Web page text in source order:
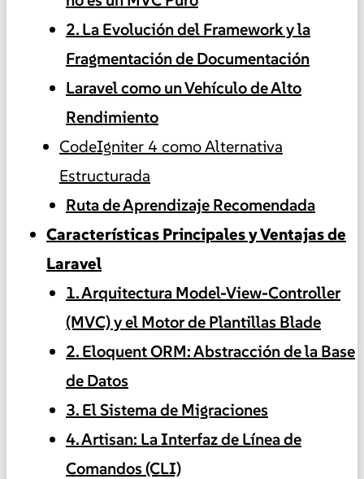
2. La Evolución del Framework y la
Fragmentación de Documentación
Laravel como un Vehículo de Alto
Rendimiento
CodeIgniter 4 como Alternativa
Estructurada
Ruta de Aprendizaje Recomendada
Características Principales y Ventajas de
Laravel
1. Arquitectura Model-View-Controller
(MVC) y el Motor de Plantillas Blade
2. Eloquent ORM: Abstracción de la Base
de Datos
3. El Sistema de Migraciones
4. Artisan: La Interfaz de Línea de
Comandos (CLI)